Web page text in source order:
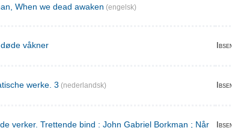
When we dead awaken (engelsk)
våkner
werke. 3 (nederlandsk)
verker. Trettende bind : John Gabriel Borkman ; Når